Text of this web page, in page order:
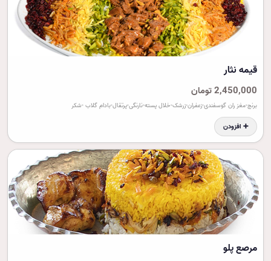
قيمه نثار
2,450,000 تومان
برنج-مغز ران گوسفندی-زعفران-زرشک-خلال پسته-نارنگی-پرتقال-بادام گلاب -شکر
➕ افزودن
مرصع پلو